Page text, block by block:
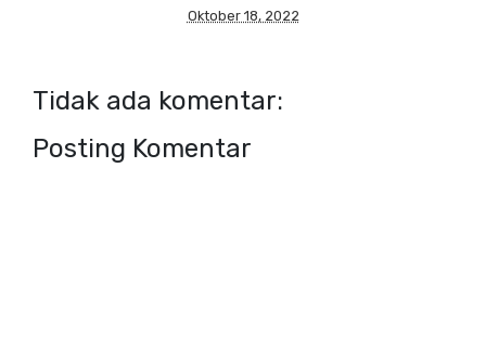
Oktober 18, 2022
Tidak ada komentar:
Posting Komentar